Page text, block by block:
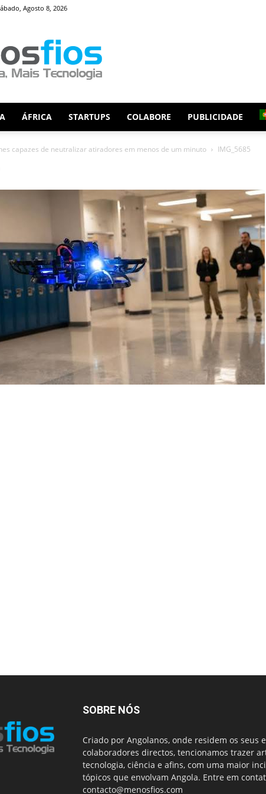
Agosto 8, 2026
Fios
ÁFRICA STARTUPS COLABORE PUBLICIDADE
capazes de neutralizar atiradores em menos de um minuto IMG_5685
SOBRE NÓS
Criado por Angolanos, onde residem os seus
colaboradores directos, tencionamos trazer
tecnologia, ciência e afins, com uma maior
tópicos que envolvam Angola. Entre em
contacto@menosfios.com